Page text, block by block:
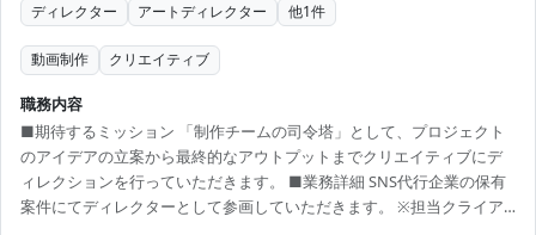
ディレクター アートディレクター 他1件
動画制作 クリエイティブ
職務内容
■期待するミッション 「制作チームの司令塔」として、プロジェクト
のアイデアの立案から最終的なアウトプットまでクリエイティブにデ
ィレクションを行っていただきます。 ■業務詳細 SNS代行企業の保有
案件にてディレクターとして参画していただきます。 ※担当クライア